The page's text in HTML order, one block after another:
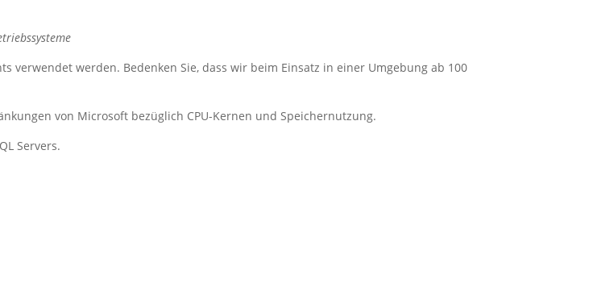
verwendet werden. Bedenken Sie, dass wir beim Einsatz in einer Umgebung ab 100
von Microsoft bezüglich CPU-Kernen und Speichernutzung.
Servers.